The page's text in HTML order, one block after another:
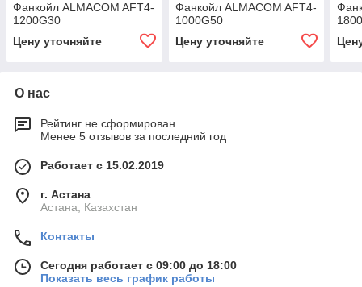
Фанкойл ALMACOM AFT4-
1200G30
Цену уточняйте
Фанкойл ALMACOM AFT4-
1000G50
Цену уточняйте
О нас
Рейтинг не сформирован
Менее 5 отзывов за последний год
Работает с 15.02.2019
г. Астана
Астана, Казахстан
Контакты
Сегодня работает с 09:00 до 18:00
Показать весь график работы